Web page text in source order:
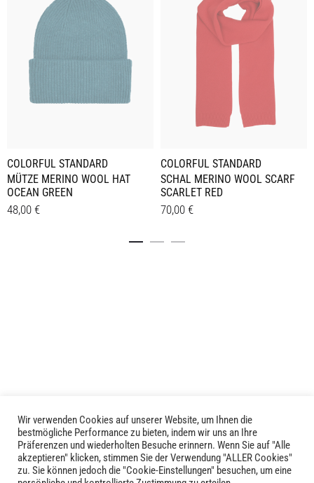
COLORFUL STANDARD
MÜTZE MERINO WOOL HAT
OCEAN GREEN
48,00 €
COLORFUL STANDARD
SCHAL MERINO WOOL SCARF
SCARLET RED
70,00 €
LIVID © 2024
Kontakt
Wir verwenden Cookies auf unserer Website, um Ihnen die
bestmögliche Performance zu bieten, indem wir uns an Ihre
Präferenzen und wiederholten Besuche erinnern. Wenn Sie auf "Alle
akzeptieren" klicken, stimmen Sie der Verwendung "ALLER Cookies"
zu. Sie können jedoch die "Cookie-Einstellungen" besuchen, um eine